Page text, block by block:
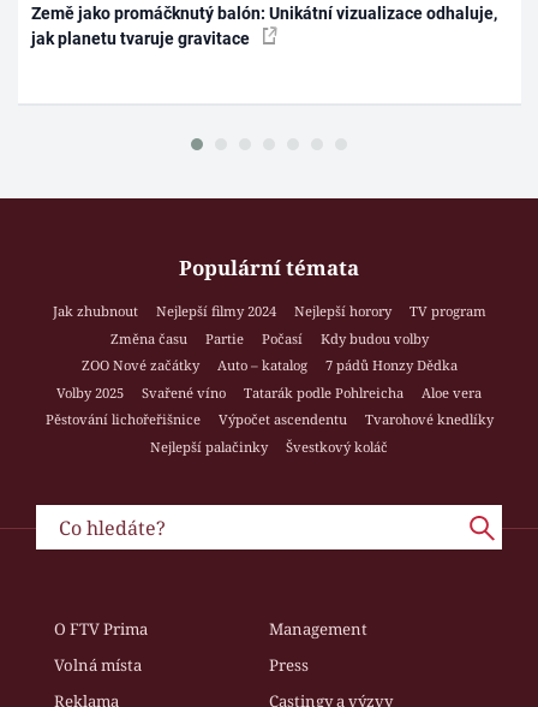
Země jako promáčknutý balón: Unikátní vizualizace odhaluje,
jak planetu tvaruje gravitace
Populární témata
Jak zhubnout Nejlepší filmy 2024 Nejlepší horory
TV program
Změna času
Partie Počasí
Kdy budou volby
ZOO Nové začátky
Auto – katalog
7 pádů Honzy Dědka
Volby 2025
Svařené víno Tatarák podle Pohlreicha
Aloe vera
Pěstování lichořeřišnice
Výpočet ascendentu
Tvarohové knedlíky
Nejlepší palačinky
Švestkový koláč
O FTV Prima
Management
Volná místa
Press
Reklama
Castingy a výzvy